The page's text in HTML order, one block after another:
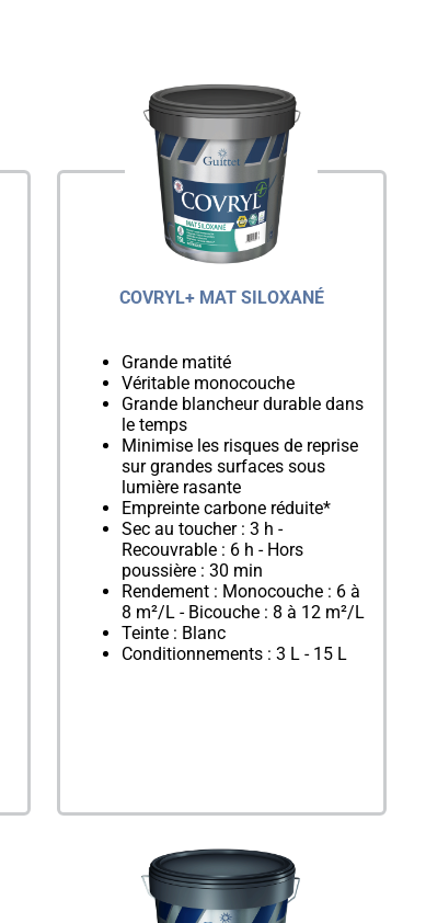
COVRYL+ MAT SILOXANÉ
Grande matité
Véritable monocouche
Grande blancheur durable dans
le temps
Minimise les risques de reprise
sur grandes surfaces sous
lumière rasante
Empreinte carbone réduite*
Sec au toucher : 3 h -
Recouvrable : 6 h - Hors
poussière : 30 min
Rendement : Monocouche : 6 à
8 m²/L - Bicouche : 8 à 12 m²/L
Teinte : Blanc
Conditionnements : 3 L - 15 L